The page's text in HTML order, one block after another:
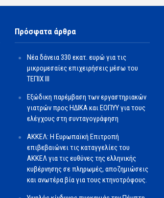
Πρόσφατα άρθρα
Νέα δάνεια 330 εκατ. ευρώ για τις
μικρομεσαίες επιχειρήσεις μέσω του
ΤΕΠΙΧ ΙΙΙ
Εξώδικη παρέμβαση των εργαστηριακών
γιατρών προς ΗΔΙΚΑ και ΕΟΠΥΥ για τους
ελέγχους στη συνταγογράφηση
ΑΚΚΕΛ: Η Ευρωπαϊκή Επιτροπή
επιβεβαιώνει τις καταγγελίες του
ΑΚΚΕΛ για τις ευθύνες της ελληνικής
κυβέρνησης σε πληρωμές, αποζημιώσεις
και ανωτέρα βία για τους κτηνοτρόφους.